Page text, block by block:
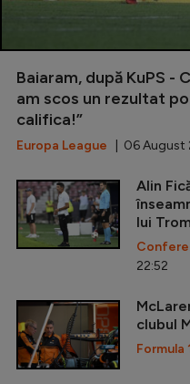
Baiaram, după KuPS -
am scos un rezultat
califica!”
Europa League | 06 August
Alin
lui
22:52
clubul
Formula